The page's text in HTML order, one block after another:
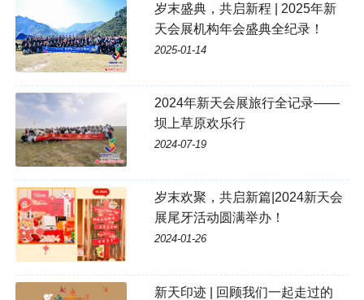
岁末盛典，共启新程 | 2025年新
天会展机构年会盛典全纪录！
2025-01-14
2024年新天会展旅行全记录——
坝上草原欢乐行
2024-07-19
岁末欢聚，共启新篇|2024新天会
展尾牙活动圆满举办！
2024-01-26
新天印迹 | 回顾我们一起走过的